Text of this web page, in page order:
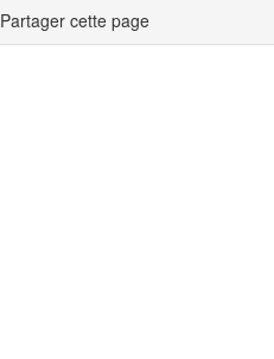
Partager cette page